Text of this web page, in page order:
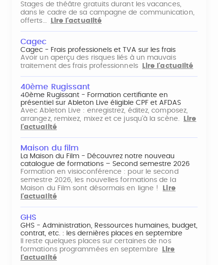
Stages de théâtre gratuits durant les vacances,
dans le cadre de sa campagne de communication,
offerts…
Lire l'actualité
Cagec
Cagec - Frais professionels et TVA sur les frais
Avoir un aperçu des risques liés à un mauvais
traitement des frais professionnels
Lire l'actualité
40ème Rugissant
40ème Rugissant - Formation certifiante en
présentiel sur Ableton Live éligible CPF et AFDAS
Avec Ableton Live : enregistrez, éditez, composez,
arrangez, remixez, mixez et ce jusqu'à la scène.
Lire
l'actualité
Maison du film
La Maison du Film - Découvrez notre nouveau
catalogue de formations – Second semestre 2026
Formation en visioconférence : pour le second
semestre 2026, les nouvelles formations de la
Maison du Film sont désormais en ligne !
Lire
l'actualité
GHS
GHS - Administration, Ressources humaines, budget,
contrat, etc. : les dernières places en septembre
Il reste quelques places sur certaines de nos
formations programmées en septembre
Lire
l'actualité